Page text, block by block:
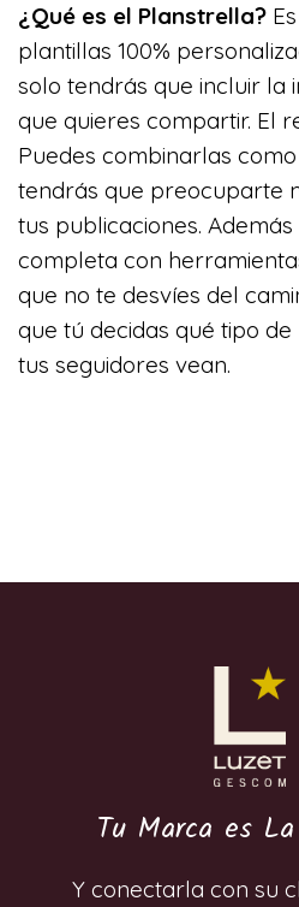
¿Qué es el Planstrella?
plantillas 100%
solo tendrás que incluir la
que quieres compartir. El
Puedes combinarlas
tendrás que preocuparte
tus publicaciones.
completa con
que no te desvíes del
que tú decidas qué tipo de
tus seguidores vean.
Tu Marca es
Y conectarla con su